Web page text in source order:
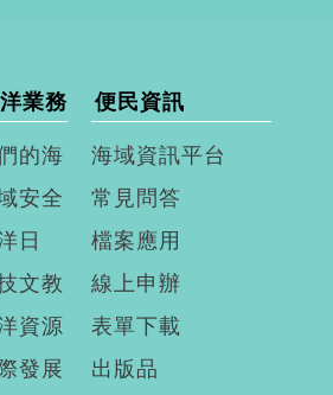
業務
的海
安全
日
文教
資源
發展
便民資訊
海域資訊平台
常見問答
檔案應用
線上申辦
表單下載
出版品